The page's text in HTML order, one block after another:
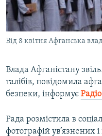
ВІДЕОУРОКИ «ELIFBE»
СВІДЧЕННЯ ОКУПАЦІЇ
УКРАЇНСЬКА ПРОБЛЕМА
Русский
Qırımtatar
Від 8 квітня Афганська
Влада Афганістану
талібів, повідомила
безпеки, інформує
Рада розмістила в
фотографій ув’язнених